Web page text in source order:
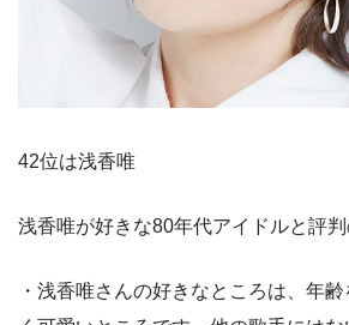
42位は浅香唯
浅香唯が好きな80年代アイドルと評判
・浅香唯さんの好きなところは、年